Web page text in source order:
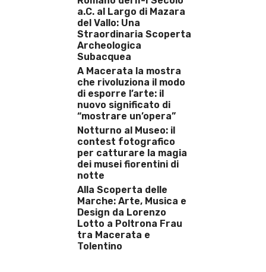
a.C. al Largo di Mazara
del Vallo: Una
Straordinaria Scoperta
Archeologica
Subacquea
A Macerata la mostra
che rivoluziona il modo
di esporre l’arte: il
nuovo significato di
“mostrare un’opera”
Notturno al Museo: il
contest fotografico
per catturare la magia
dei musei fiorentini di
notte
Alla Scoperta delle
Marche: Arte, Musica e
Design da Lorenzo
Lotto a Poltrona Frau
tra Macerata e
Tolentino